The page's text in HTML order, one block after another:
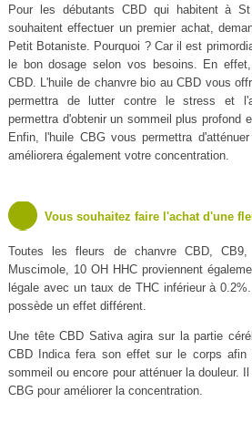
Pour les débutants CBD qui habitent à
souhaitent effectuer un premier achat,
Petit Botaniste. Pourquoi ? Car il est
le bon dosage selon vos besoins. En
CBD. L'huile de chanvre bio au CBD vous
permettra de lutter contre le stress et
permettra d'obtenir un sommeil plus profond
Enfin, l'huile CBG vous permettra
améliorera également votre concentration.
Vous souhaitez faire l'achat d'une
Toutes les fleurs de chanvre CBD,
Muscimole, 10 OH HHC proviennent
légale avec un taux de THC inférieur à
possède un effet différent.
Une tête CBD Sativa agira sur la partie
CBD Indica fera son effet sur le corps afin
sommeil ou encore pour atténuer la douleur.
CBG pour améliorer la concentration.